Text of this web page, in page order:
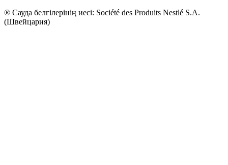
® Сауда белгілерінің иесі: Société des Produits Nestlé S.A.
(Швейцария)